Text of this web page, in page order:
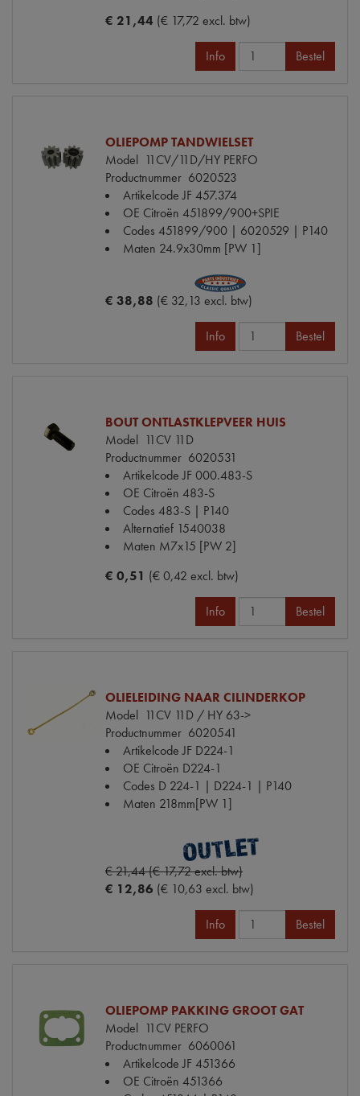
€ 21,44 (€ 17,72 excl. btw)
Info Bestel
OLIEPOMP TANDWIELSET
Model 11CV/11D/HY PERFO
Productnummer 6020523
Artikelcode JF457.374
OE Citroën 451899/900+SPIE
Codes 451899/900 | 6020529 | P140
Maten 24.9x30mm [PW 1]
€ 38,88 (€ 32,13 excl. btw)
Info Bestel
BOUT ONTLASTKLEPVEER HUIS
Model 11CV 11D
Productnummer 6020531
Artikelcode JF000.483-S
OE Citroën 483-S
Codes 483-S | P140
Alternatief 1540038
Maten M7x15 [PW 2]
€ 0,51 (€ 0,42 excl. btw)
Info Bestel
OLIELEIDING NAAR CILINDERKOP
Model 11CV 11D / HY 63->
Productnummer 6020541
Artikelcode JF D224-1
OE Citroën D224-1
Codes D 224-1 | D224-1 | P140
Maten 218mm[PW 1]
€ 21,44 (€ 17,72 excl. btw)
€ 12,86 (€ 10,63 excl. btw)
Info Bestel
OLIEPOMP PAKKING GROOT GAT
Model 11CV PERFO
Productnummer 6060061
Artikelcode JF451366
OE Citroën 451366